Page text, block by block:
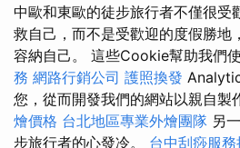
中歐和東歐的徒步旅行者不僅很受
救自己，而不是受歡迎的度假勝地
容納自己。 這些Cookie幫助我們
務 網路行銷公司 護照換發
您，從而開發我們的網站以親自製
燴價格 台北地區專業外燴團隊 另
步旅行者的心發冷。 台中刮痧服